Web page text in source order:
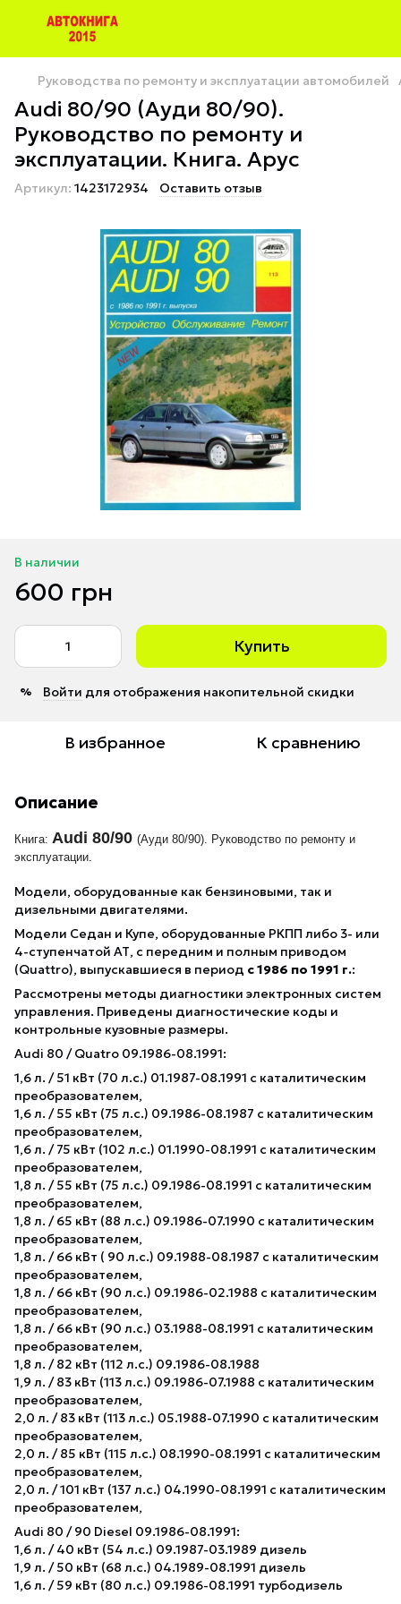
Руководства по ремонту и эксплуатации автомобилей
Audi 80/90 (Ауди 80/90).
Руководство по ремонту и
эксплуатации. Книга. Арус
Артикул: 1423172934 Оставить отзыв
В наличии
600 грн
Купить
% Войти для отображения накопительной скидки
В избранное К сравнению
Описание
Книга: Audi 80/90 (Ауди 80/90). Руководство по ремонту и
эксплуатации.
Модели, оборудованные как бензиновыми, так и
дизельными двигателями.
Модели Седан и Купе, оборудованные РКПП либо 3- или
4-ступенчатой АТ, с передним и полным приводом
(Quattro), выпускавшиеся в период с 1986 по 1991 г.:
Рассмотрены методы диагностики электронных систем
управления. Приведены диагностические коды и
контрольные кузовные размеры.
Audi 80 / Quatro 09.1986-08.1991:
1,6 л. / 51 кВт (70 л.с.) 01.1987-08.1991 с каталитическим
преобразователем,
1,6 л. / 55 кВт (75 л.с.) 09.1986-08.1987 с каталитическим
преобразователем,
1,6 л. / 75 кВт (102 л.с.) 01.1990-08.1991 с каталитическим
преобразователем,
1,8 л. / 55 кВт (75 л.с.) 09.1986-08.1991 с каталитическим
преобразователем,
1,8 л. / 65 кВт (88 л.с.) 09.1986-07.1990 с каталитическим
преобразователем,
1,8 л. / 66 кВт ( 90 л.с.) 09.1988-08.1987 с каталитическим
преобразователем,
1,8 л. / 66 кВт (90 л.с.) 09.1986-02.1988 с каталитическим
преобразователем,
1,8 л. / 66 кВт (90 л.с.) 03.1988-08.1991 с каталитическим
преобразователем,
1,8 л. / 82 кВт (112 л.с.) 09.1986-08.1988
1,9 л. / 83 кВт (113 л.с.) 09.1986-07.1988 с каталитическим
преобразователем,
2,0 л. / 83 кВт (113 л.с.) 05.1988-07.1990 с каталитическим
преобразователем,
2,0 л. / 85 кВт (115 л.с.) 08.1990-08.1991 с каталитическим
преобразователем,
2,0 л. / 101 кВт (137 л.с.) 04.1990-08.1991 с каталитическим
преобразователем,
Audi 80 / 90 Diesel 09.1986-08.1991:
1,6 л. / 40 кВт (54 л.с.) 09.1987-03.1989 дизель
1,9 л. / 50 кВт (68 л.с.) 04.1989-08.1991 дизель
1,6 л. / 59 кВт (80 л.с.) 09.1986-08.1991 турбодизель